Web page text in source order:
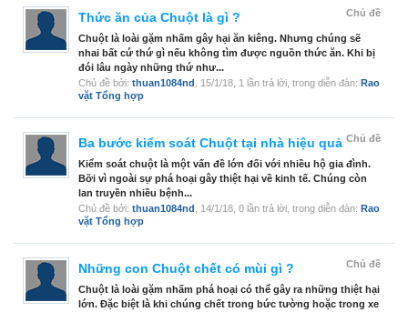
Chủ đề
Thức ăn của Chuột là gì ?
Chuột là loài gặm nhấm gây hại ăn kiêng. Nhưng chúng sẽ
nhai bất cứ thứ gì nếu không tìm được nguồn thức ăn. Khi bị
đói lâu ngày những thứ như...
Chủ đề bởi: thuan1084nd 15/1/18 , 1 lần trả lời, trong diễn đàn: Rao
vặt Tổng hợp
Chủ đề
Ba bước kiểm soát Chuột tại nhà hiệu quả
Kiểm soát chuột là một vấn đề lớn đối với nhiều hộ gia đình.
Bỡi vì ngoài sự phá hoại gây thiệt hại về kinh tế. Chúng còn
lan truyền nhiều bệnh...
Chủ đề bởi: thuan1084nd 14/1/18 , 0 lần trả lời, trong diễn đàn: Rao
vặt Tổng hợp
Chủ đề
Những con Chuột chết có mùi gì ?
Chuột là loài gặm nhấm phá hoại có thể gây ra những thiệt hại
lớn. Đặc biệt là khi chúng chết trong bức tường hoặc trong xe